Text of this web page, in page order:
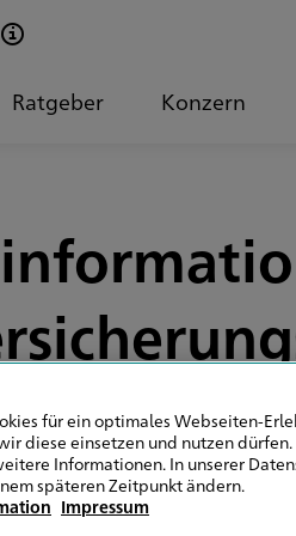
Ratgeber Konzern
für ein optimales Webseiten-
diese einsetzen und nutzen
Informationen. In unserer
späteren Zeitpunkt ändern.
Impressum